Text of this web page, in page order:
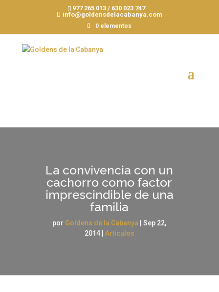
977 265 013 / 630 023 747
info@goldensdelacabanya.com
0 elementos
La convivencia con un
cachorro como factor
imprescindible de una
familia
por Goldens de la Cabanya |Sep 22,
2014| Artículos